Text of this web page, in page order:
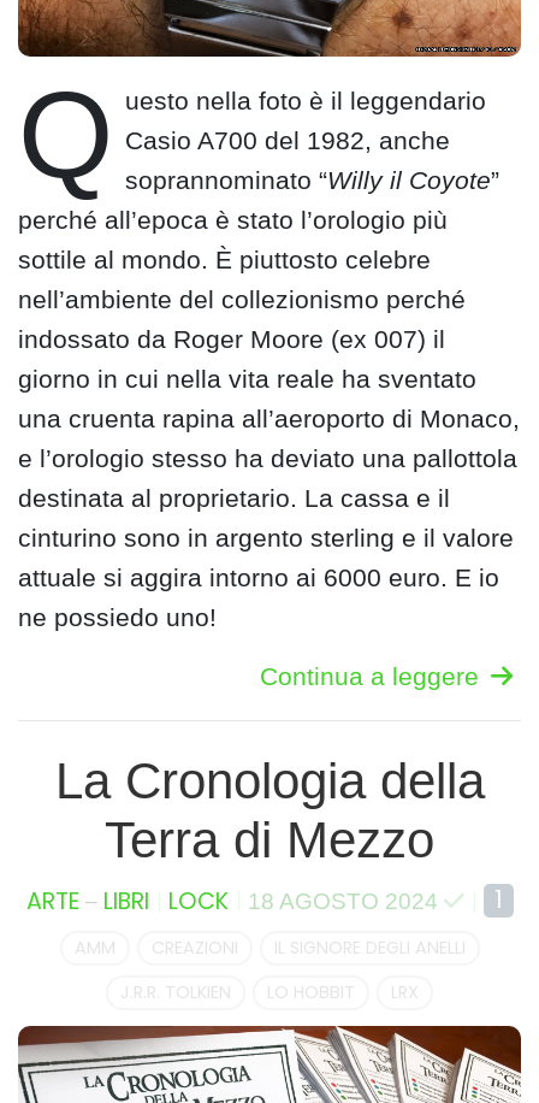
Q
uesto nella foto è il leggendario
Casio A700 del 1982, anche
soprannominato “Willy il Coyote”
perché all’epoca è stato l’orologio più
sottile al mondo. È piuttosto celebre
nell’ambiente del collezionismo perché
indossato da Roger Moore (ex 007) il
giorno in cui nella vita reale ha sventato
una cruenta rapina all’aeroporto di Monaco,
e l’orologio stesso ha deviato una pallottola
destinata al proprietario. La cassa e il
cinturino sono in argento sterling e il valore
attuale si aggira intorno ai 6000 euro. E io
ne possiedo uno!
Continua a leggere
La Cronologia della
Terra di Mezzo
ARTE– LIBRI LOCK 18 AGOSTO 2024 1
AMM CREAZIONI
IL SIGNORE DEGLI ANELLI
J.R.R. TOLKIEN
LO HOBBIT LRX